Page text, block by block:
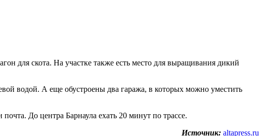
для скота. На участке также есть место для выращивания дикий
водой. А еще обустроены два гаража, в которых можно уместить
До центра Барнаула ехать 20 минут по трассе.
Источник: altapress.ru